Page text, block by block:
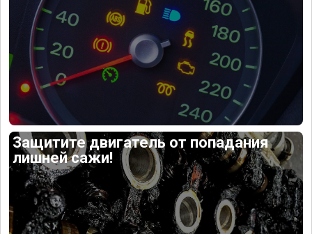
Защитите двигатель от попадания
лишней сажи!